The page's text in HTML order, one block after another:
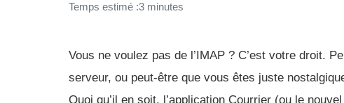
Temps estimé :3 minutes
Vous ne voulez pas de l’IMAP ? C’est votre droit.
serveur, ou peut-être que vous êtes juste
Quoi qu’il en soit, l’application Courrier (ou le